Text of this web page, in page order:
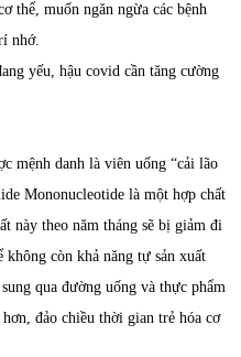
thể, muốn ngăn ngừa các bệnh
nhớ.
yếu, hậu covid cần tăng cường
mệnh danh là viên uống “cải lão
Mononucleotide là một hợp chất
này theo năm tháng sẽ bị giảm đi
không còn khả năng tự sản xuất
qua đường uống và thực phẩm
đảo chiều thời gian trẻ hóa cơ